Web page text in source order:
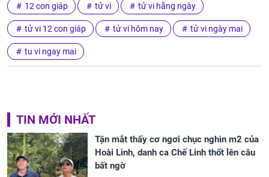
12 con giáp tử vi tử vi hằng ngày
tử vi 12 con giáp tử vi hôm nay tử vi ngày mai
tu vi ngay mai
TIN MỚI NHẤT
Tận mắt thấy cơ ngơi chục nghìn m2 của
Hoài Linh, danh ca Chế Linh thốt lên câu
bất ngờ